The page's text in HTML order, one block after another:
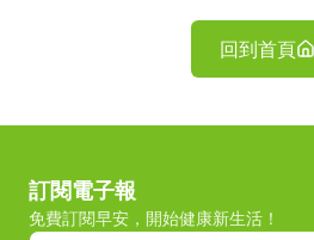
回到首頁
訂閱電子報
免費訂閱早安，開始健康新生活！